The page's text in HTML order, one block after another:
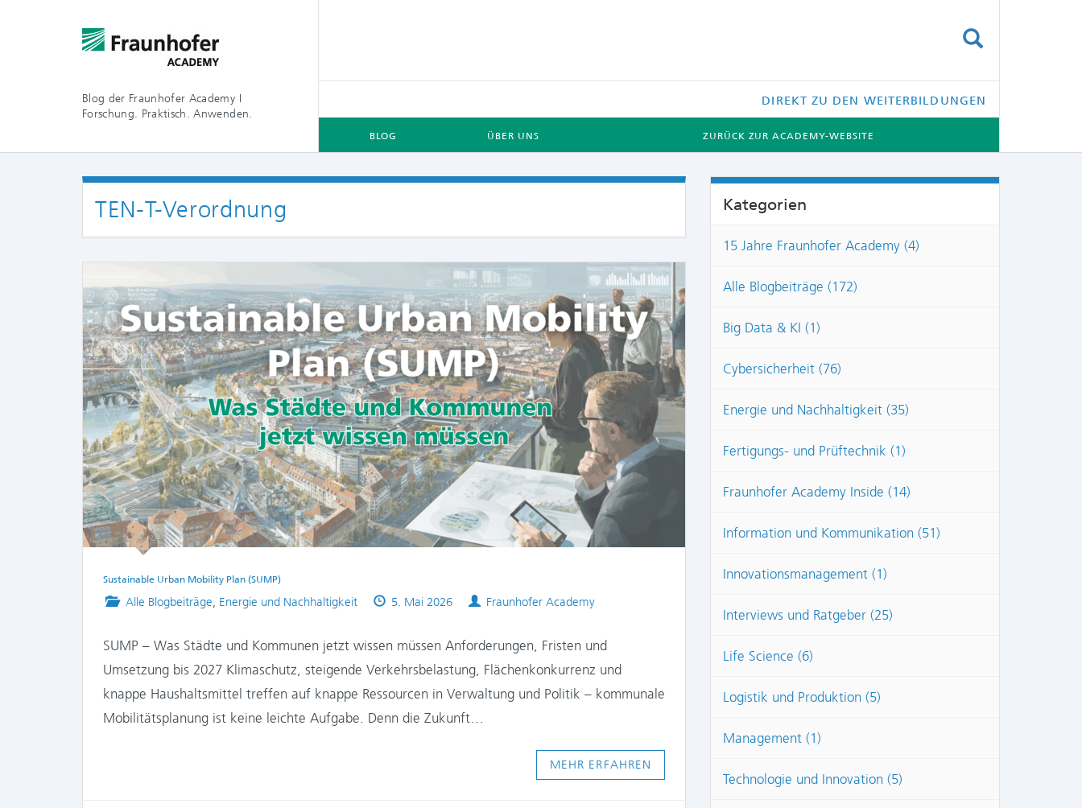
Blog der Fraunhofer Academy I
Forschung. Praktisch. Anwenden.
DIREKT ZU DEN WEITERBILDUNGEN
BLOG ÜBER UNS ZURÜCK ZUR ACADEMY-WEBSITE
TEN-T-Verordnung
COMMENTS:
Sustainable Urban Mobility Plan (SUMP)
Posted
Alle Blogbeiträge, Energie und Nachhaltigkeit
Published
5. Mai 2026 Authors
Fraunhofer Academy
SUMP – Was Städte und Kommunen jetzt wissen müssen Anforderungen, Fristen und
Umsetzung bis 2027 Klimaschutz, steigende Verkehrsbelastung, Flächenkonkurrenz und
knappe Haushaltsmittel treffen auf knappe Ressourcen in Verwaltung und Politik – kommunale
Mobilitätsplanung ist keine leichte Aufgabe. Denn die Zukunft…
MEHR ERFAHREN
Kategorien
15 Jahre Fraunhofer Academy (4)
Alle Blogbeiträge (172)
Big Data & KI (1)
Cybersicherheit (76)
Energie und Nachhaltigkeit (35)
Fertigungs- und Prüftechnik (1)
Fraunhofer Academy Inside (14)
Information und Kommunikation (51)
Innovationsmanagement (1)
Interviews und Ratgeber (25)
Life Science (6)
Logistik und Produktion (5)
Management (1)
Technologie und Innovation (5)